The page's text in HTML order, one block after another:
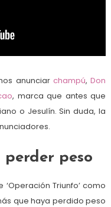
anunciar champú,Don
, marca que antes que
o Jesulín. Sin duda, la
perder peso
Triunfo’ como
que haya perdido peso